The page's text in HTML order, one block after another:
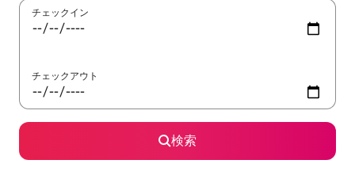
チェックイン
チェックアウト
検索